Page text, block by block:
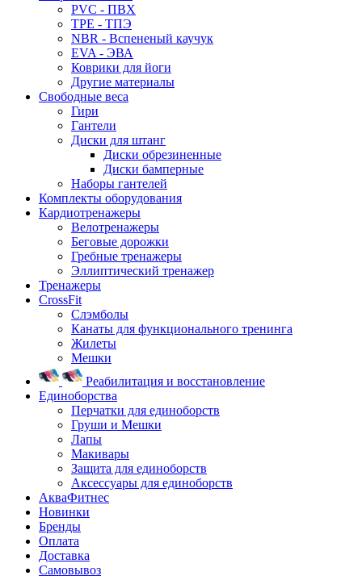
PVC - ПВХ
TPE - ТПЭ
NBR - Вспененый каучук
EVA - ЭВА
Коврики для йоги
Другие материалы
Свободные веса
Гири
Гантели
Диски для штанг
Диски обрезиненные
Диски бамперные
Наборы гантелей
Комплекты оборудования
Кардиотренажеры
Велотренажеры
Беговые дорожки
Гребные тренажеры
Эллиптический тренажер
Тренажеры
CrossFit
Слэмболы
Канаты для функционального тренинга
Жилеты
Мешки
Реабилитация и восстановление
Единоборства
Перчатки для единоборств
Груши и Мешки
Лапы
Макивары
Защита для единоборств
Аксессуары для единоборств
АкваФитнес
Новинки
Бренды
Оплата
Доставка
Самовывоз